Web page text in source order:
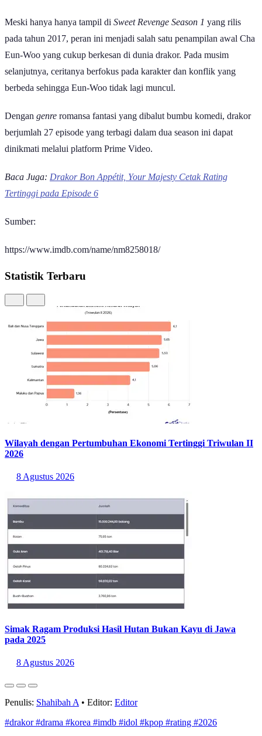
Meski hanya hanya tampil di Sweet Revenge Season 1 yang rilis
pada tahun 2017, peran ini menjadi salah satu penampilan awal Cha
Eun-Woo yang cukup berkesan di dunia drakor. Pada musim
selanjutnya, ceritanya berfokus pada karakter dan konflik yang
berbeda sehingga Eun-Woo tidak lagi muncul.
Dengan genre romansa fantasi yang dibalut bumbu komedi, drakor
berjumlah 27 episode yang terbagi dalam dua season ini dapat
dinikmati melalui platform Prime Video.
Baca Juga: Drakor Bon Appétit, Your Majesty Cetak Rating
Tertinggi pada Episode 6
Sumber:
https://www.imdb.com/name/nm8258018/
Statistik Terbaru
Wilayah dengan Pertumbuhan Ekonomi Tertinggi Triwulan II
2026
8 Agustus 2026
Simak Ragam Produksi Hasil Hutan Bukan Kayu di Jawa
pada 2025
8 Agustus 2026
Penulis: Shahibah A • Editor: Editor
#drakor#drama #korea #imdb #idol #kpop #rating #2026